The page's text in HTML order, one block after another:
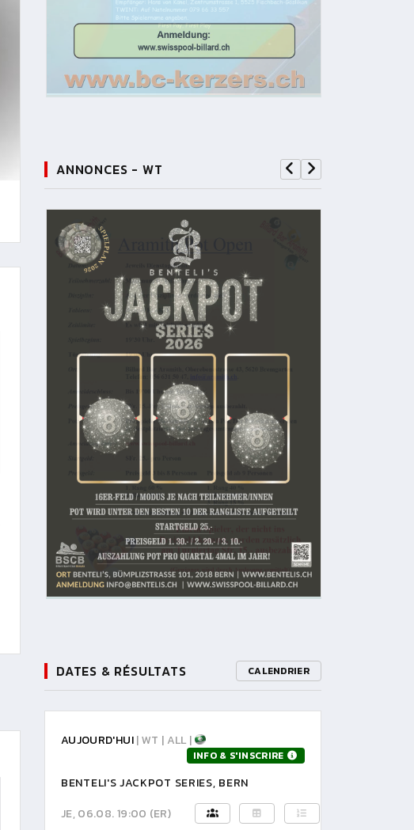
ANNONCES - WT
DATES & RÉSULTATS CALENDRIER
AUJOURD'HUI| WT | ALL |
INFO & S'INSCRIRE
BENTELI'S JACKPOT SERIES, BERN
JE, 06.08. 19:00 (ER)